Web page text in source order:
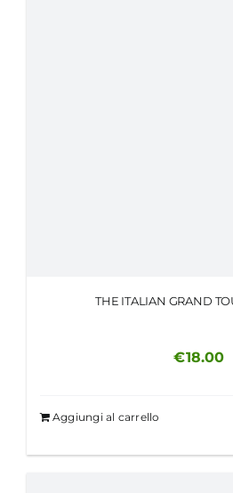
THE ITALIAN GRAND
€18.00
Aggiungi al carrello